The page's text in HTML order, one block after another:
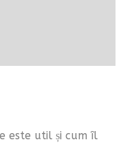
este util și cum îl